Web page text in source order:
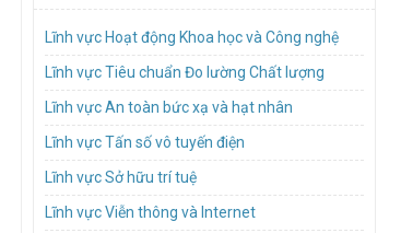
để hình thành và phát triển Trung tâm nghiên
cứu đạt chuẩn quốc tế”
TP.HCM lấy ý kiến dự thảo quy định nội dung
và mức chi cho các cuộc thi, hội thi về khoa học,
công nghệ và đổi mới sáng tạo
Mời báo giá dịch vụ hậu cần Tổ chức hội nghị
kết nối, chia sẻ giải pháp, hướng dẫn đổi mới
Lĩnh vực Hoạt động Khoa học và Công nghệ
Lĩnh vực Tiêu chuẩn Đo lường Chất lượng
Lĩnh vực An toàn bức xạ và hạt nhân
Lĩnh vực Tấn số vô tuyến điện
Lĩnh vực Sở hữu trí tuệ
Lĩnh vực Viễn thông và Internet